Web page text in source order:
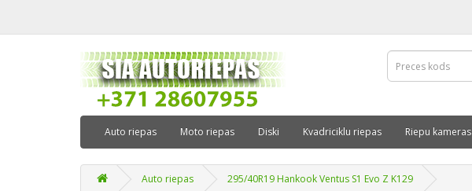
Auto riepas Moto riepas Diski Kvadriciklu riepas Riepu kameras
Auto riepas 295/40R19 Hankook Ventus S1 Evo Z K129